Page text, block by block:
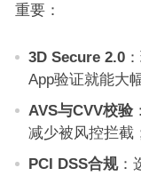
重要：
3D Secure 2.0
App验证就能大
AVS与CVV校验
减少被风控拦截
PCI DSS合规：